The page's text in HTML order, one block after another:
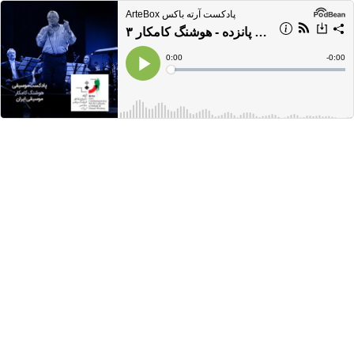
ArteBox پادکست آرته باکس
پادکست موسیقی - شماره پانزده - هوشنگ کامکار ۳
Play
Current
Time
0:00
Loaded:
Time
-0:00